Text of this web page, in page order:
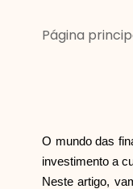
Página
O mundo das
investimento a
Neste artigo,